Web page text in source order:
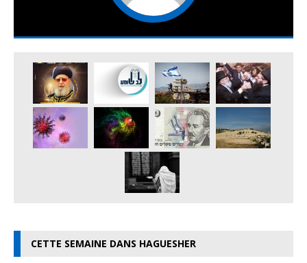
CETTE SEMAINE DANS HAGUESHER